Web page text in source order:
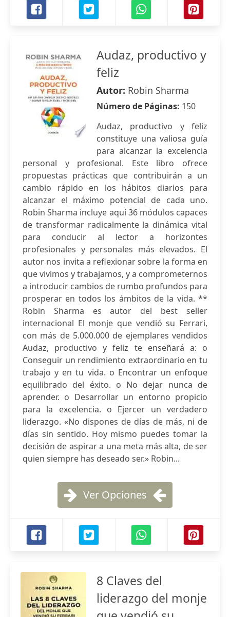
Audaz, productivo y
feliz
Autor: Robin Sharma
Número de Páginas: 150
Audaz, productivo y feliz
constituye una valiosa guía
para alcanzar la excelencia
personal y profesional. Este libro ofrece
propuestas prácticas que contribuirán a un
cambio rápido en los hábitos diarios para
alcanzar el máximo potencial de cada uno.
Robin Sharma incluye aquí 36 módulos capaces
de transformar radicalmente la dinámica vital
para conducir al lector a horizontes
profesionales y personales más elevados. El
autor nos invita a reflexionar sobre la forma en
que vivimos y trabajamos, y a comprometernos
a introducir cambios de rumbo profundos para
prosperar en todos los ámbitos de la vida. **
Robin Sharma es autor del best seller
internacional El monje que vendió su Ferrari,
con más de 5.000.000 de ejemplares vendidos
Audaz, productivo y feliz te enseñará a: o
Conseguir un rendimiento extraordinario en tu
trabajo y en tu vida. o Encontrar un enfoque
equilibrado del éxito. o No dejar nunca de
aprender. o Desarrollar un entorno propicio
para la excelencia. o Ejercer un verdadero
liderazgo. «No dispones de días de más, ni de
días sin sentido. Hoy mismo puedes tomar la
decisión de aspirar a una meta más alta, de ser
quien siempre has deseado ser.» Robin...
Ver Opciones
8 Claves del
liderazgo del monje